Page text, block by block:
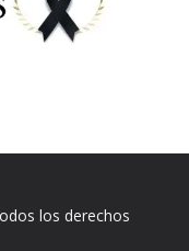
los derechos